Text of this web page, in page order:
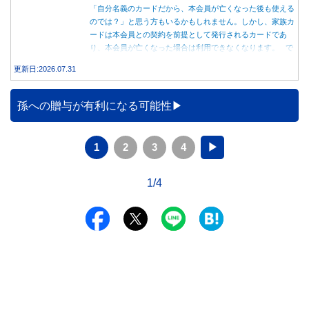
「自分名義のカードだから、本会員が亡くなった後も使える
のでは？」と思う方もいるかもしれません。しかし、家族カ
ードは本会員との契約を前提として発行されるカードであ
り、本会員が亡くなった場合は利用できなくなります。 で
族が行うべき手続きについて分かりやすく解説します。
更新日:2026.07.31
孫への贈与が有利になる可能性
1 2 3 4 ▶
1/4